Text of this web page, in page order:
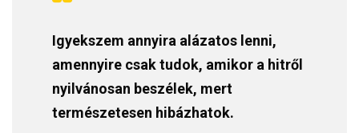
Igyekszem annyira alázatos lenni,
amennyire csak tudok, amikor a hitről
nyilvánosan beszélek, mert
természetesen hibázhatok.